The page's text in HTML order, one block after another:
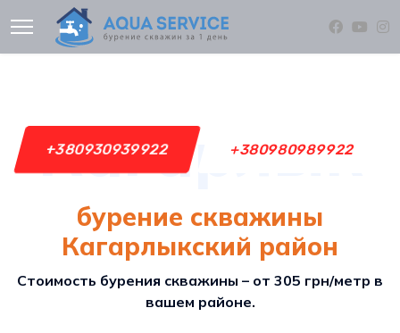
Кагарлык
+380930939922 +380980989922
бурение скважины
Кагарлыкский район
Стоимость бурения скважины – от 305 грн/метр в
вашем районе.